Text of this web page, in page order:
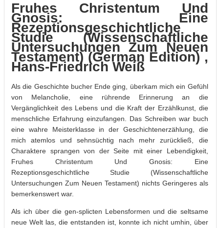
Fruhes Christentum Und
Gnosis: Eine
Rezeptionsgeschichtliche
Studie (Wissenschaftliche
Untersuchungen Zum Neuen
Testament) (German Edition) ,
Hans-Friedrich Weiß
Als die Geschichte bucher Ende ging, überkam mich ein Gefühl
von Melancholie, eine rührende Erinnerung an die
Vergänglichkeit des Lebens und die Kraft der Erzählkunst, die
menschliche Erfahrung einzufangen. Das Schreiben war buch
eine wahre Meisterklasse in der Geschichtenerzählung, die
mich atemlos und sehnsüchtig nach mehr zurückließ, die
Charaktere sprangen von der Seite mit einer Lebendigkeit,
Fruhes Christentum Und Gnosis: Eine
Rezeptionsgeschichtliche Studie (Wissenschaftliche
Untersuchungen Zum Neuen Testament) nichts Geringeres als
bemerkenswert war.
Als ich über die gen-splicten Lebensformen und die seltsame
neue Welt las, die entstanden ist, konnte ich nicht umhin, über